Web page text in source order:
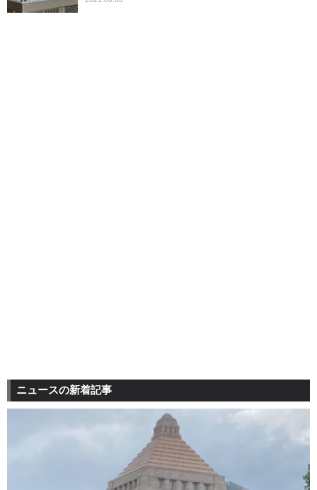
ニュースの新着記事